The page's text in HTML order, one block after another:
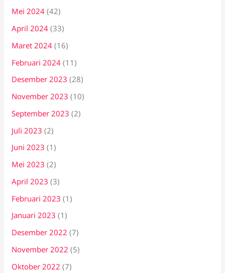
Mei 2024 (42)
April 2024 (33)
Maret 2024 (16)
Februari 2024 (11)
Desember 2023 (28)
November 2023 (10)
September 2023 (2)
Juli 2023 (2)
Juni 2023 (1)
Mei 2023 (2)
April 2023 (3)
Februari 2023 (1)
Januari 2023 (1)
Desember 2022 (7)
November 2022 (5)
Oktober 2022 (7)